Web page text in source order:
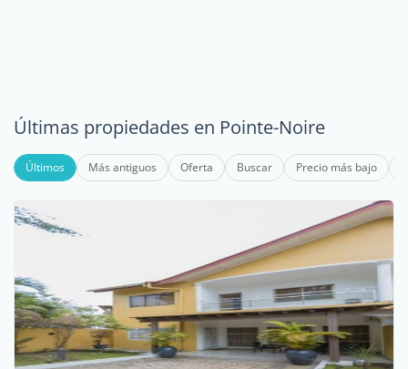
Últimas propiedades en Pointe-Noire
Últimos Más antiguos Oferta Buscar Precio más bajo